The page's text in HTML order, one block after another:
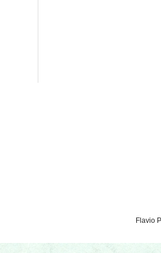
Flavio